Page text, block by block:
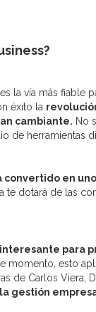
la vía más fiable
éxito la
cambiante. No
de herramientas
en
te dotará de las
para
momento, esto
de Carlos Viera,
gestión